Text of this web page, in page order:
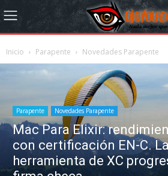
Inicio Parapente Novedades Parapente
Parapente Novedades Parapente
Mac Para Elixir:
con certificación EN-C.
herramienta de XC